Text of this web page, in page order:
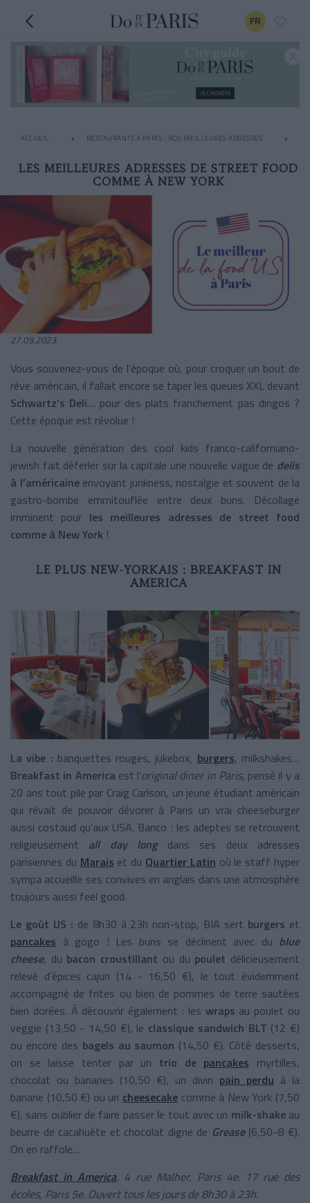
FR
ACCUEIL RESTAURANTS À PARIS : NOS MEILLEURES ADRESSES
LES MEILLEURES ADRESSES DE STREET FOOD
COMME À NEW YORK
27.09.2023
Vous souvenez-vous de l’époque où, pour croquer un bout de
rêve américain, il fallait encore se taper les queues XXL devant
Schwartz’s Deli… pour des plats franchement pas dingos ?
Cette époque est révolue !
La nouvelle génération des cool kids franco-californiano-
jewish fait déferler sur la capitale une nouvelle vague de delis
à l’américaineenvoyant junkness, nostalgie et souvent de la
gastro-bombe emmitouflée entre deux buns. Décollage
imminent pour les meilleures adresses de street food
comme à New York !
LE PLUS NEW-YORKAIS : BREAKFAST IN
AMERICA
La vibe : banquettes rouges, jukebox, burgers, milkshakes…
Breakfast in America est l’original diner in Paris, pensé il y a
20 ans tout pile par Craig Carlson, un jeune étudiant américain
qui rêvait de pouvoir dévorer à Paris un vrai cheeseburger
aussi costaud qu’aux USA. Banco : les adeptes se retrouvent
religieusement all day long
dans ses deux adresses
parisiennes du Marais et du Quartier Latin où le staff hyper
sympa accueille ses convives en anglais dans une atmosphère
toujours aussi feel good.
Le goût US : de 8h30 à 23h non-stop, BIA sert burgers et
pancakes à gogo ! Les buns se déclinent avec du blue
cheese, du bacon croustillant ou du poulet délicieusement
relevé d’épices cajun (14 - 16,50 €), le tout évidemment
accompagné de frites ou bien de pommes de terre sautées
bien dorées. À découvrir également : les wraps au poulet ou
veggie (13,50 - 14,50 €), le classique sandwich BLT (12 €)
ou encore des bagels au saumon (14,50 €). Côté desserts,
on se laisse tenter par un trio de pancakes myrtilles,
chocolat ou bananes (10,50 €), un divin pain perdu à la
banane (10,50 €) ou un cheesecake comme à New York (7,50
€), sans oublier de faire passer le tout avec un milk-shakeau
beurre de cacahuète et chocolat digne de Grease (6,50-8 €).
On en raffole…
Breakfast in America, 4 rue Malher, Paris 4e. 17 rue des
écoles, Paris 5e. Ouvert tous les jours de 8h30 à 23h.